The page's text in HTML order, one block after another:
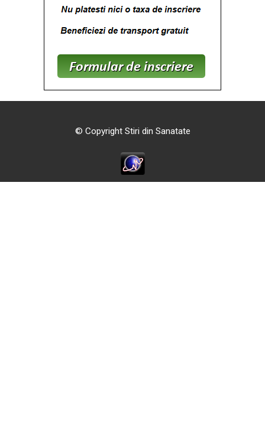
© Copyright Stiri din Sanatate